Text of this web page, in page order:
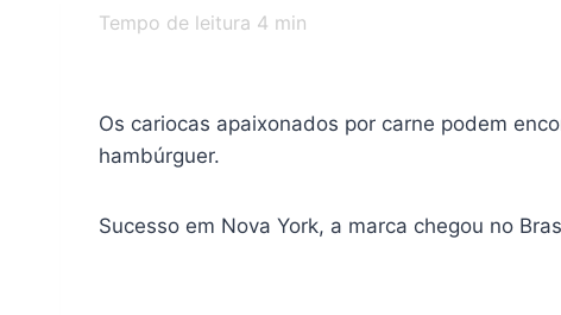
Tempo de leitura 4 min
Os cariocas apaixonados por carne podem
hambúrguer.
Sucesso em Nova York, a marca chegou no